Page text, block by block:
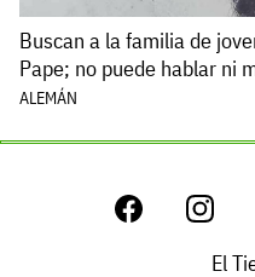
Buscan a la familia de
Pape; no puede hablar ni
ALEMÁN
El